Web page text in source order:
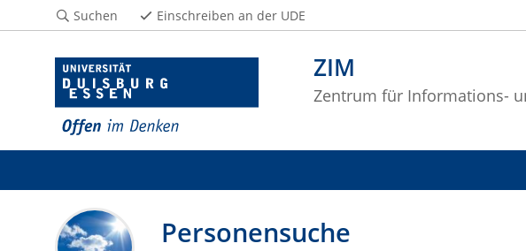
ZIM
Zentrum für Informations-
Suchen Einschreiben an der UDE
Personensuche